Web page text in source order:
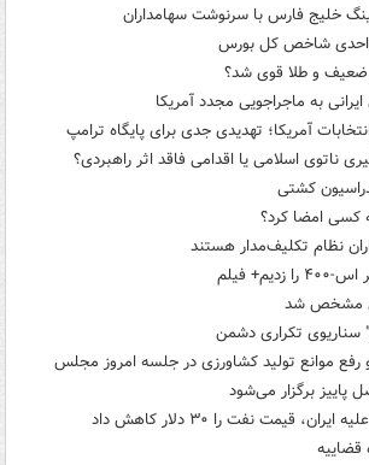
خلیج فارس با سرنوشت سهامداران
ضعیف و طلا قوی شد؟
به ماجراجویی مجدد آمریکا
آمریکا؛ تهدیدی جدی برای پایگاه ترامپ
ناتوی اسلامی یا اقدامی فاقد اثر راهبردی؟
کشتی
کسی امضا کرد؟
نظام تکلیف‌مدار هستند
فیلم
مشخص شد
سناریوی تکراری دشمن
رفع موانع تولید کشاورزی در جلسه امروز مجلس
پاییز برگزار می‌شود
قیمت نفت را ۳۰ دلار کاهش داد